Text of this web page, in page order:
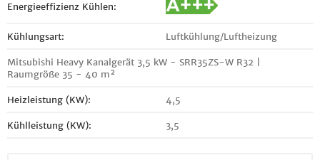
Energieeffizienz Kühlen:
Kühlungsart: Luftkühlung/Luftheizung
Mitsubishi Heavy Kanalgerät 3,5 kW - SRR35ZS-W R32 |
Raumgröße 35 - 40 m²
Heizleistung (KW): 4,5
Kühlleistung (KW): 3,5